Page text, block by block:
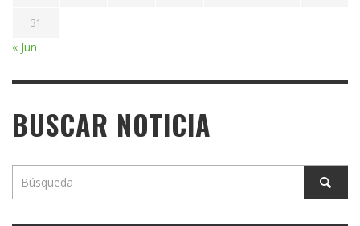
31
« Jun
BUSCAR NOTICIA